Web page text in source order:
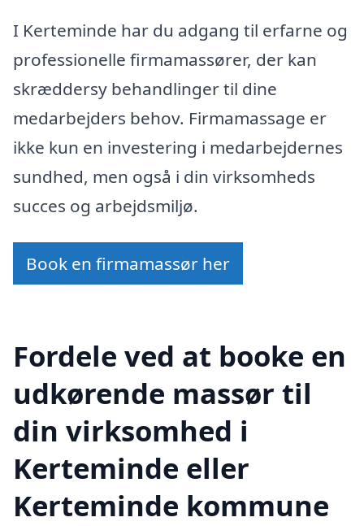
I Kerteminde har du adgang til erfarne og
professionelle firmamassører, der kan
skræddersy behandlinger til dine
medarbejders behov. Firmamassage er
ikke kun en investering i medarbejdernes
sundhed, men også i din virksomheds
succes og arbejdsmiljø.
Book en firmamassør her
Fordele ved at booke en
udkørende massør til
din virksomhed i
Kerteminde eller
Kerteminde kommune